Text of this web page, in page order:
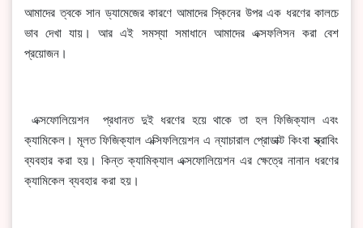
আমাদের ত্বকে সান ড্যামেজের কারণে আমাদের স্কিনের উপর এক ধরণের কালচে
ভাব দেখা যায়। আর এই সমস্যা সমাধানে আমাদের এক্সফলিসন করা বেশ
প্রয়োজন।
এক্সফোলিয়েশন প্রধানত দুই ধরণের হয়ে থাকে তা হল ফিজিক্যাল এবং
ক্যামিকেল। মূলত ফিজিক্যাল এক্সিফলিয়েশন এ ন্যাচারাল প্রোডাক্ট কিংবা স্ক্রাবিং
ব্যবহার করা হয়। কিন্ত ক্যামিক্যাল এক্সফোলিয়েশন এর ক্ষেত্রে নানান ধরণের
ক্যামিকেল ব্যবহার করা হয়।